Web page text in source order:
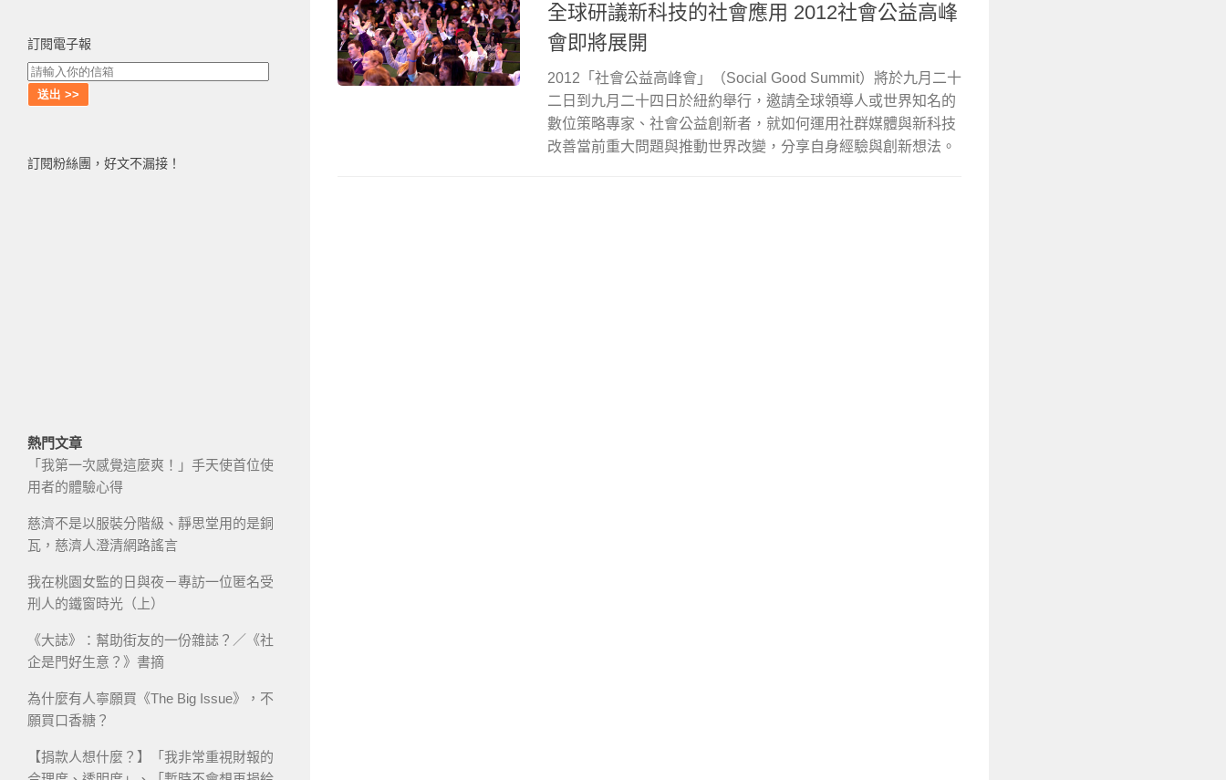
全球研議新科技的社會應用 2012社會公益高峰
會即將展開
2012「社會公益高峰會」（Social Good Summit）將於九月二十
二日到九月二十四日於紐約舉行，邀請全球領導人或世界知名的
數位策略專家、社會公益創新者，就如何運用社群媒體與新科技
改善當前重大問題與推動世界改變，分享自身經驗與創新想法。
訂閱電子報
訂閱粉絲團，好文不漏接！
熱門文章
「我第一次感覺這麼爽！」手天使首位使
用者的體驗心得
慈濟不是以服裝分階級、靜思堂用的是銅
瓦，慈濟人澄清網路謠言
我在桃園女監的日與夜－專訪一位匿名受
刑人的鐵窗時光（上）
《大誌》：幫助街友的一份雜誌？／《社
企是門好生意？》書摘
為什麼有人寧願買《The Big Issue》，不
願買口香糖？
【捐款人想什麼？】「我非常重視財報的